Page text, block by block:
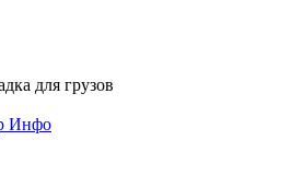
для грузов
Инфо